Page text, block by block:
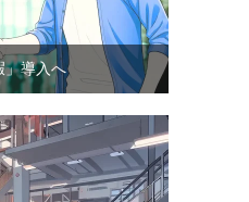
」導入へ